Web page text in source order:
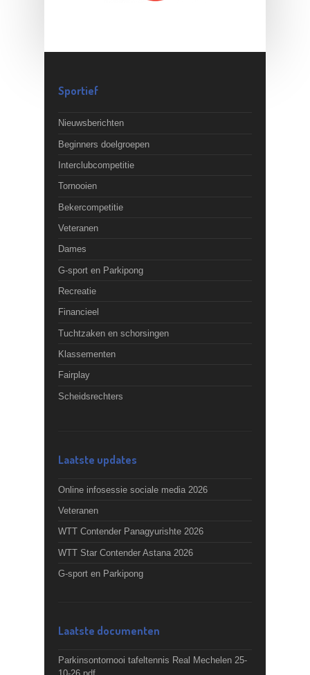
Sportief
Nieuwsberichten
Beginners doelgroepen
Interclubcompetitie
Tornooien
Bekercompetitie
Veteranen
Dames
G-sport en Parkipong
Recreatie
Financieel
Tuchtzaken en schorsingen
Klassementen
Fairplay
Scheidsrechters
Laatste updates
Online infosessie sociale media 2026
Veteranen
WTT Contender Panagyurishte 2026
WTT Star Contender Astana 2026
G-sport en Parkipong
Laatste documenten
Parkinsontornooi tafeltennis Real Mechelen 25-